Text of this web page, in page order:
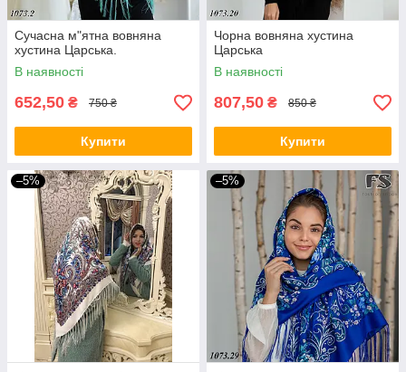
Сучасна м"ятна вовняна
хустина Царська.
В наявності
652,50 ₴ 750 ₴
Купити
Чорна вовняна хустина
Царська
В наявності
807,50 ₴ 850 ₴
Купити
–5% –5%